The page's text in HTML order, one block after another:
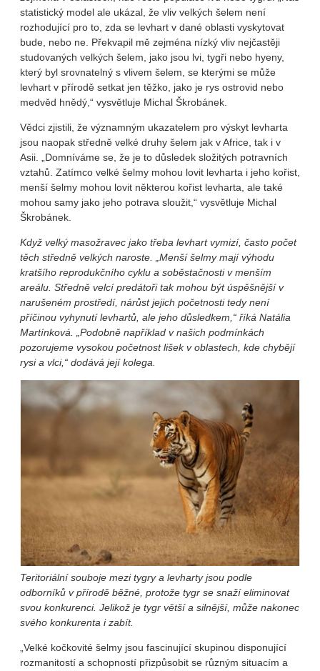
statistický model ale ukázal, že vliv velkých šelem není
rozhodující pro to, zda se levhart v dané oblasti vyskytovat
bude, nebo ne. Překvapil mě zejména nízký vliv nejčastěji
studovaných velkých šelem, jako jsou lvi, tygři nebo hyeny,
který byl srovnatelný s vlivem šelem, se kterými se může
levhart v přírodě setkat jen těžko, jako je rys ostrovid nebo
medvěd hnědý,“ vysvětluje Michal Škrobánek.
Vědci zjistili, že významným ukazatelem pro výskyt levharta
jsou naopak středně velké druhy šelem jak v Africe, tak i v
Asii. „Domníváme se, že je to důsledek složitých potravních
vztahů. Zatímco velké šelmy mohou lovit levharta i jeho kořist,
menší šelmy mohou lovit některou kořist levharta, ale také
mohou samy jako jeho potrava sloužit,“ vysvětluje Michal
Škrobánek.
Když velký masožravec jako třeba levhart vymizí, často počet
těch středně velkých naroste. „Menší šelmy mají výhodu
kratšího reprodukčního cyklu a soběstačnosti v menším
areálu. Středně velcí predátoři tak mohou být úspěšnější v
narušeném prostředí, nárůst jejich početnosti tedy není
příčinou vyhynutí levhartů, ale jeho důsledkem,“ říká Natália
Martínková. „Podobně například v našich podmínkách
pozorujeme vysokou početnost lišek v oblastech, kde chybějí
rysi a vlci,“ dodává její kolega.
Teritoriální souboje mezi tygry a levharty jsou podle
odborníků v přírodě běžné, protože tygr se snaží eliminovat
svou konkurenci. Jelikož je tygr větší a silnější, může nakonec
svého konkurenta i zabít.
„Velké kočkovité šelmy jsou fascinující skupinou disponující
rozmanitostí a schopností přizpůsobit se různým situacím a